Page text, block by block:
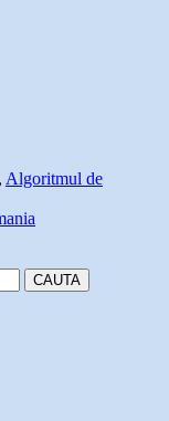
, Algoritmul de